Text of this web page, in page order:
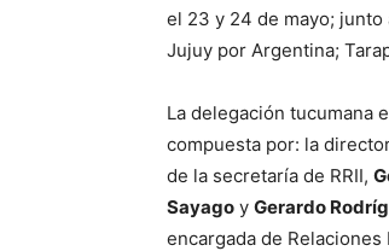
el 23 y 24 de mayo;
Jujuy por Argentina;
La delegación tucumana
compuesta por: la
de la secretaría de RRII,
Sayago y Gerardo
encargada de